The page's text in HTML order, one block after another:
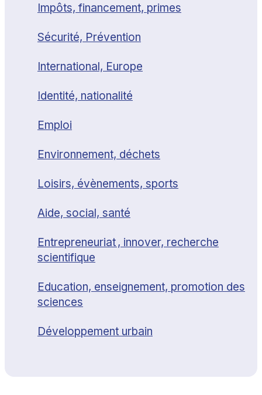
Impôts, financement, primes
Sécurité, Prévention
International, Europe
Identité, nationalité
Emploi
Environnement, déchets
Loisirs, évènements, sports
Aide, social, santé
Entrepreneuriat , innover, recherche
scientifique
Education, enseignement, promotion des
sciences
Développement urbain